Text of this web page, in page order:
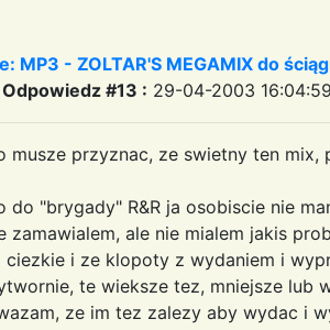
MP3 - ZOLTAR'S MEGAMIX do
Odpowiedz #13 : 29-04-2003
musze przyznac, ze swietny ten
do "brygady" R&R ja osobiscie nie
zamawialem, ale nie mialem jakis
ciezkie i ze klopoty z wydaniem i
te wieksze tez, mniejsze lub
ze im tez zalezy aby wydac i